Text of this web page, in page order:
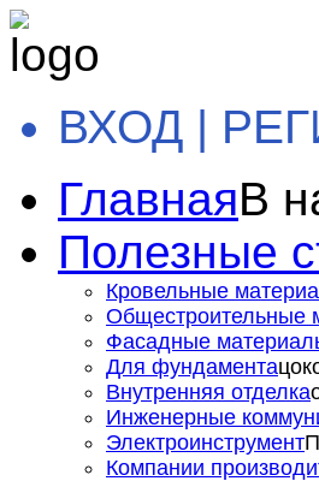
ВХОД |
ГлавнаяВ
Полезные
Кровельные
Общестроительные
Фасадные
Для фундамента
Внутренняя отделка
Инженерные
Электроинструмент
Компании